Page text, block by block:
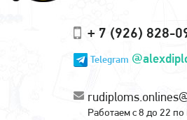
+ 7 (926) 828-
Telegram
Работаем с 8 до 22